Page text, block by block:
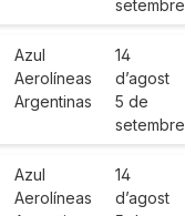
setembre
Azul
Aerolíneas
Argentinas
14
d’agost
5 de
setembre
Azul
Aerolíneas
14
d’agost